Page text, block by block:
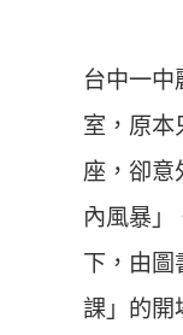
台中一
室，原
座，卻意
內風暴
下，由圖
課」的開